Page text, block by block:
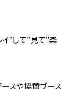
イ"して"見て"楽
スや協賛ブース